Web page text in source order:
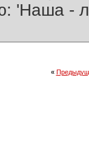
'Наша -
«